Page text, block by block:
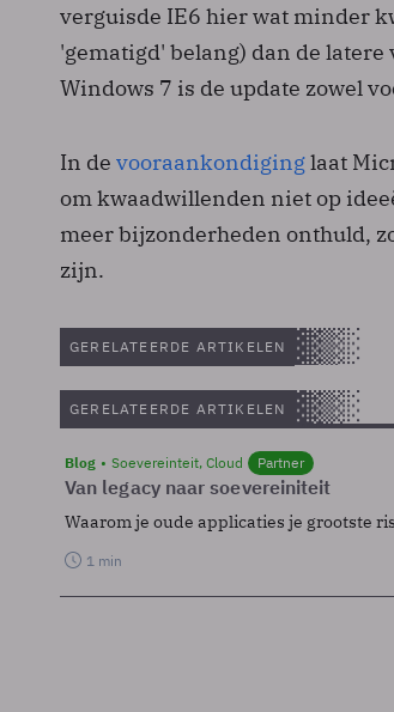
verguisde IE6 hier wat minder
'gematigd' belang) dan de
Windows 7 is de update zowel
In de vooraankondiginglaat
om kwaadwillenden niet op
meer bijzonderheden onthuld,
zijn.
GERELATEERDE ARTIKELEN
GERELATEERDE ARTIKELEN
Blog Soevereinteit, Cloud Partner
Van legacy naar soevereiniteit
Waarom je oude applicaties je grootste
1 min